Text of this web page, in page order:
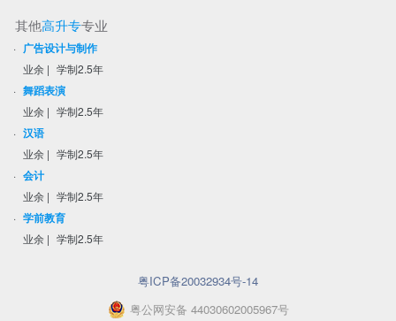
其他高升专专业
· 广告设计与制作
业余 | 学制2.5年
· 舞蹈表演
业余 | 学制2.5年
· 汉语
业余 | 学制2.5年
· 会计
业余 | 学制2.5年
· 学前教育
业余 | 学制2.5年
粤ICP备20032934号-14
粤公网安备 44030602005967号